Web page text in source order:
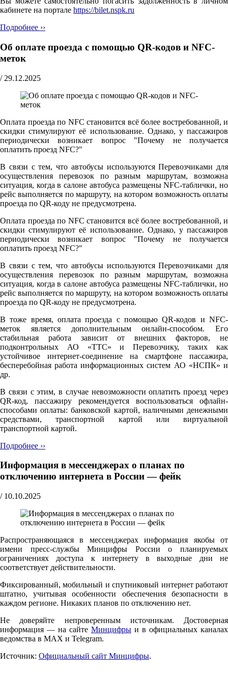
кабинете на портале https://bilet.nspk.ru
Подробнее ››
Об оплате проезда с помощью QR-кодов и NFC-
меток
/ 29.12.2025
Оплата проезда по NFC становится всё более востребованной, и
скидки стимулируют её использование. Однако, у пассажиров
периодически возникает вопрос "Почему не получается
оплатить проезд NFC?"
В связи с тем, что автобусы используются Перевозчиками для
осуществления перевозок по разным маршрутам, возможна
ситуация, когда в салоне автобуса размещены NFC-таблички, но
рейс выполняется по маршруту, на котором возможность оплаты
проезда по QR-коду не предусмотрена.
Оплата проезда по NFC становится всё более востребованной, и
скидки стимулируют её использование. Однако, у пассажиров
периодически возникает вопрос "Почему не получается
оплатить проезд NFC?"
В связи с тем, что автобусы используются Перевозчиками для
осуществления перевозок по разным маршрутам, возможна
ситуация, когда в салоне автобуса размещены NFC-таблички, но
рейс выполняется по маршруту, на котором возможность оплаты
проезда по QR-коду не предусмотрена.
В тоже время, оплата проезда с помощью QR-кодов и NFC-
меток является дополнительным онлайн-способом. Его
стабильная работа зависит от внешних факторов, не
подконтрольных АО «ТТС» и Перевозчику, таких как
устойчивое интернет-соединение на смартфоне пассажира,
бесперебойная работа информационных систем АО «НСПК» и
др.
В связи с этим, в случае невозможности оплатить проезд через
QR-код, пассажиру рекомендуется воспользоваться офлайн-
способами оплаты: банковской картой, наличными денежными
средствами, транспортной картой или виртуальной
транспортной картой.
Подробнее ››
Информация в мессенджерах о планах по
отключению интернета в России — фейк
/ 10.10.2025
Распространяющаяся в мессенджерах информация якобы от
имени пресс-службы Минцифры России о планируемых
ограничениях доступа к интернету в выходные дни не
соответствует действительности.
Фиксированный, мобильный и спутниковый интернет работают
штатно, учитывая особенности обеспечения безопасности в
каждом регионе. Никаких планов по отключению нет.
Не доверяйте непроверенным источникам. Достоверная
информация — на сайте Минцифры и в официальных каналах
ведомства в MAX и Telegram.
Источник: Официальный сайт Минцифры.